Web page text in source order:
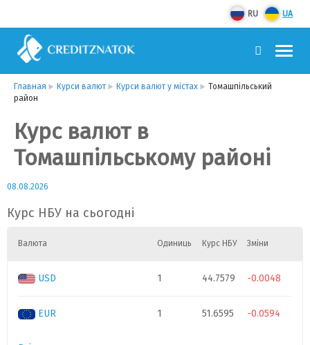
RU UA
Главная Курси валют Курси валют у містах
Томашпільський
район
Курс валют в
Томашпільському районі
08.08.2026
Курс НБУ на сьогодні
Валюта Одиниць Курс НБУ Зміни
USD 1 44.7579 -0.0048
EUR 1 51.6595 -0.0594